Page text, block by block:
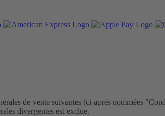
de vente suivantes (ci-après nommées
divergentes est exclue.